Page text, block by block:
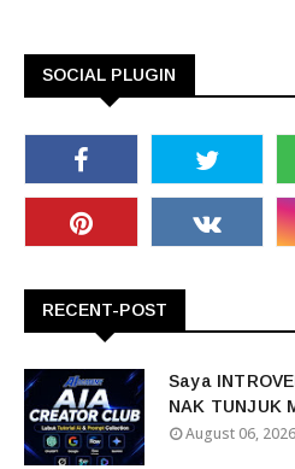
SOCIAL PLUGIN
RECENT-POST
Saya
NAK TUNJUK
August 06, 2026